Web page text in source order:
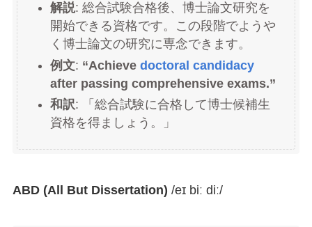
解説: 総合試験合格後、博士論文研究を
開始できる資格です。この段階でようや
く博士論文の研究に専念できます。
例文: “Achieve doctoral candidacy
after passing comprehensive exams.”
和訳: 「総合試験に合格して博士候補生
資格を得ましょう。」
ABD (All But Dissertation) /eɪ biː diː/